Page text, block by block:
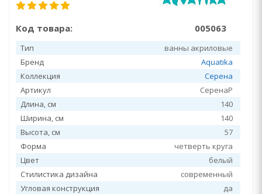
Код товара: 005063
Тип
ванны акриловые
Бренд
Aquatika
Коллекция
Серена
Артикул
СеренаР
Длина, см
140
Ширина, см
140
Высота, см
57
Форма
четверть круга
Цвет
белый
Стилистика дизайна
современный
Угловая конструкция
да